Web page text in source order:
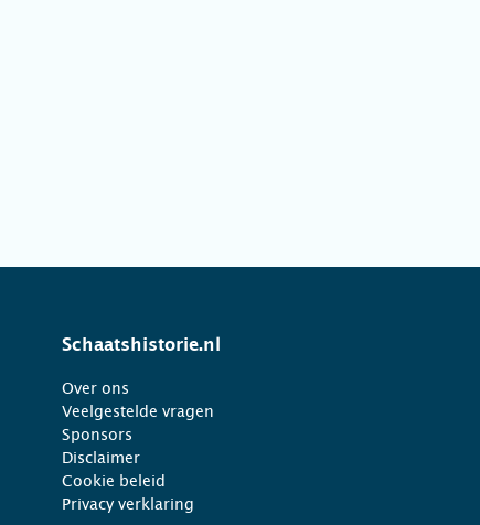
Schaatshistorie.nl
Over ons
Veelgestelde vragen
Sponsors
Disclaimer
Cookie beleid
Privacy verklaring